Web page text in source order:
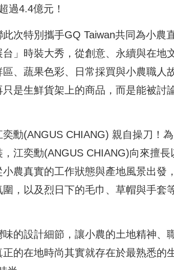
過4.4億元！
次特別攜手GQ Taiwan共同為小農
台」時裝大秀，從創意、永續與在地
、蔬果色彩、日常採買與小農職人
是生鮮貨架上的商品，而是能被討
勳(ANGUS CHIANG) 親自操刀！
江奕勳(ANGUS CHIANG)向來擅
農真實的工作狀態與產地風景出發
，以及烈日下的毛巾、草帽與手套
的設計細節，讓小農的土地精神、
的在地時尚其實就存在於最熟悉的